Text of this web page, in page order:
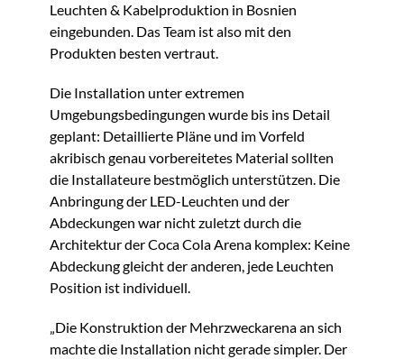
Leuchten & Kabelproduktion in Bosnien
eingebunden. Das Team ist also mit den
Produkten besten vertraut.
Die Installation unter extremen
Umgebungsbedingungen wurde bis ins Detail
geplant: Detaillierte Pläne und im Vorfeld
akribisch genau vorbereitetes Material sollten
die Installateure bestmöglich unterstützen. Die
Anbringung der LED-Leuchten und der
Abdeckungen war nicht zuletzt durch die
Architektur der Coca Cola Arena komplex: Keine
Abdeckung gleicht der anderen, jede Leuchten
Position ist individuell.
„Die Konstruktion der Mehrzweckarena an sich
machte die Installation nicht gerade simpler. Der